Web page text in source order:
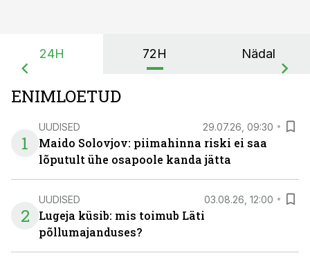
24H 72H Nädal
ENIMLOETUD
1
UUDISED 29.07.26, 09:30
Maido Solovjov: piimahinna riski ei saa
lõputult ühe osapoole kanda jätta
2
UUDISED 03.08.26, 12:00
Lugeja küsib: mis toimub Läti
põllumajanduses?